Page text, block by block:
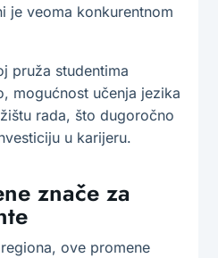
je veoma konkurentnom
pruža studentima
mogućnost učenja jezika
rada, što dugoročno
u karijeru.
znače za
ove promene